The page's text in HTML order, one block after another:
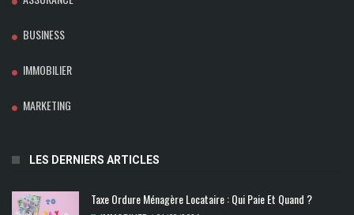
BUSINESS
IMMOBILIER
MARKETING
LES DERNIERS ARTICLES
Taxe Ordure Ménagère Locataire : Qui Paie Et Quand ?